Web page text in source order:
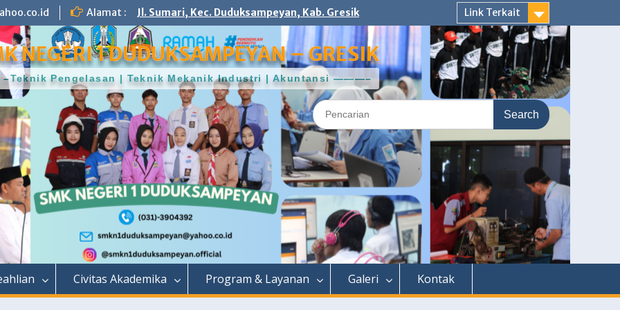
Alamat : Jl. Sumari, Kec. Duduksampeyan, Kab. Gresik Link Terkait
NEGERI 1 DUDUKSAMPEYAN – GRESIK
Pengelasan | Teknik Mekanik Industri | Akuntansi ———–
Search
for:
Civitas Akademika Program & Layanan Galeri Kontak